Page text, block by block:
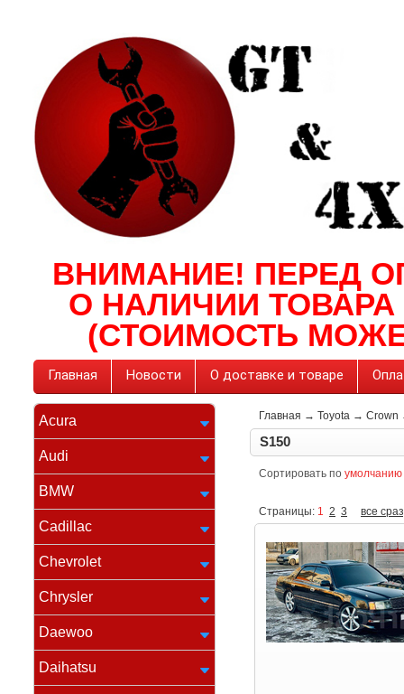
ВНИМАНИЕ! ПЕРЕД
О НАЛИЧИИ
(СТОИМОСТЬ
Главная Новости О доставке и товаре
Acura
Audi
BMW
Cadillac
Chevrolet
Chrysler
Daewoo
Daihatsu
Главная → Toyota → Crown
S150
Сортировать по умолчанию
Страницы: 1 2 3 все